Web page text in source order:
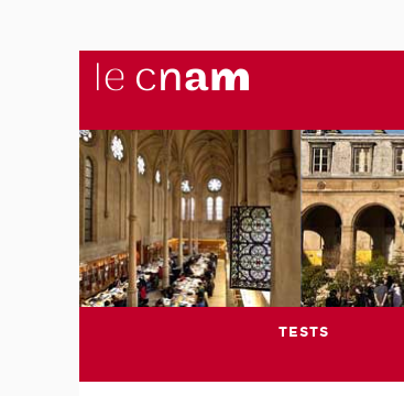
TESTS